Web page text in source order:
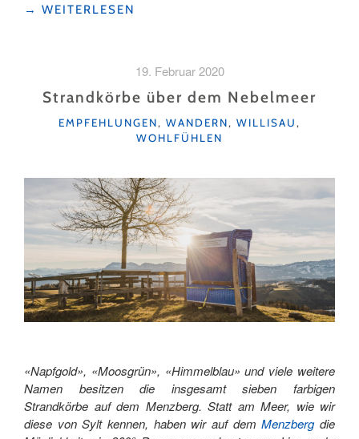
"TOP
LOCATIONS
SEMPACHERSEE"
→ WEITERLESEN
19. Februar 2020
Strandkörbe über dem Nebelmeer
KATEGORIEN
EMPFEHLUNGEN, WANDERN, WILLISAU ,
WOHLFÜHLEN
«Napfgold», «Moosgrün», «Himmelblau» und viele weitere
Namen besitzen die insgesamt sieben farbigen
Strandkörbe auf dem Menzberg. Statt am Meer, wie wir
diese von Sylt kennen, haben wir auf demMenzbergdie